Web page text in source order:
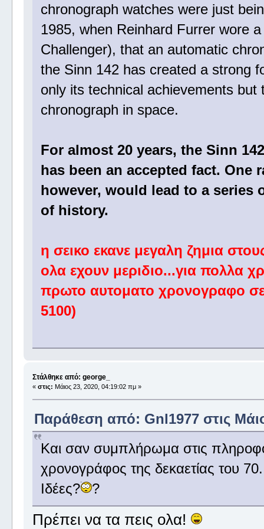
chronograph watches were just
1985, when Reinhard Furrer wore
Challenger), that an automatic
the Sinn 142 has created a strong
only its technical achievements
chronograph in space.
For almost 20 years, the Sinn
has been an accepted fact.
however, would lead to a series
of history.
η σεικο εκανε μεγαλη ζημια
ολα εχουν μεριδιο...για πολλα
πρωτο αυτοματο χρονογραφο
5100)
Στάλθηκε από: george_
« στις: Μάιος 23, 2020, 04:19:02 πμ »
Παράθεση από: Gnl1977 στις
Και σαν συμπλήρωμα στις
χρονογράφος της δεκαετίας του
Ιδέες?
?
Πρέπει να τα πεις ολα!